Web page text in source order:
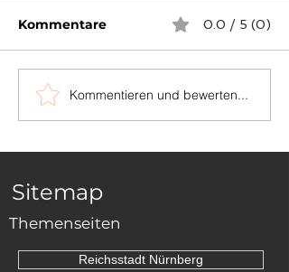
...auch in
Niederösterreich
Kommentare 0.0 / 5 (0)
Kommentieren und bewerten...
Sitemap
Themenseiten
Reichsstadt Nürnberg